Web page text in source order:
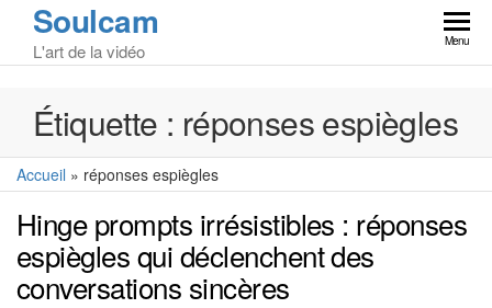
Soulcam
L'art de la vidéo Menu
Étiquette : réponses espiègles
Accueil » réponses espiègles
Hinge prompts irrésistibles : réponses
espiègles qui déclenchent des
conversations sincères